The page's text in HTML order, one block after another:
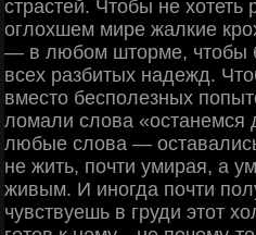
страстей. Чтобы не хотеть
оглохшем мире жалкие
— в любом шторме, чтобы
всех разбитых надежд.
вместо бесполезных
ломали слова «останемся
любые слова —
не жить, почти умирая, а
живым. И иногда почти
чувствуешь в груди этот